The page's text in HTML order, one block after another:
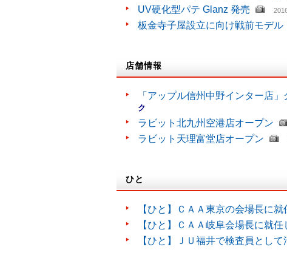
UV硬化型パテ Glanz 発売
板金寺子屋設立に向け戦前モデル
店舗情報
「アップル信州中野インター店
ク
ラビット北九州空港店オープン
ラビット天理富堂店オープン
ひと
【ひと】ＣＡＡ東京の会場長に
【ひと】ＣＡＡ岐阜会場長に就
【ひと】ＪＵ福井で検査員とし